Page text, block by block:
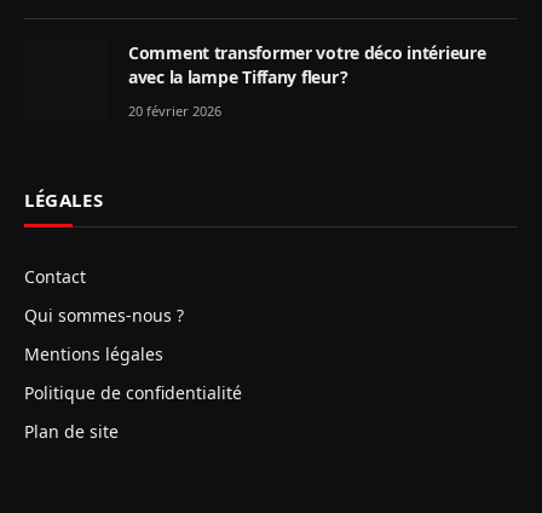
Comment transformer votre déco intérieure
avec la lampe Tiffany fleur ?
20 février 2026
LÉGALES
Contact
Qui sommes-nous ?
Mentions légales
Politique de confidentialité
Plan de site